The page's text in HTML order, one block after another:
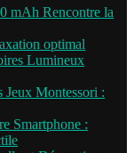
mAh Rencontre la
optimal
Lumineux
Jeux Montessori :
Smartphone :